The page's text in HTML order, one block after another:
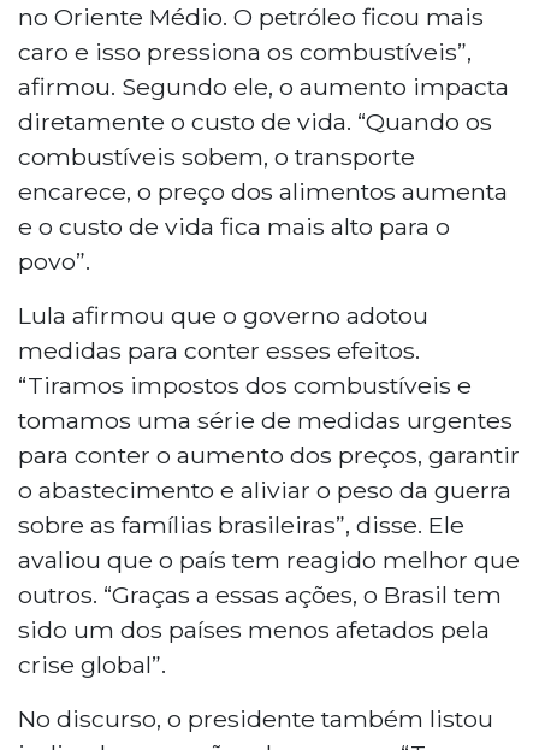
no Oriente Médio. O petróleo ficou mais
caro e isso pressiona os combustíveis”,
afirmou. Segundo ele, o aumento impacta
diretamente o custo de vida. “Quando os
combustíveis sobem, o transporte
encarece, o preço dos alimentos aumenta
e o custo de vida fica mais alto para o
povo”.
Lula afirmou que o governo adotou
medidas para conter esses efeitos.
“Tiramos impostos dos combustíveis e
tomamos uma série de medidas urgentes
para conter o aumento dos preços, garantir
o abastecimento e aliviar o peso da guerra
sobre as famílias brasileiras”, disse. Ele
avaliou que o país tem reagido melhor que
outros. “Graças a essas ações, o Brasil tem
sido um dos países menos afetados pela
crise global”.
No discurso, o presidente também listou